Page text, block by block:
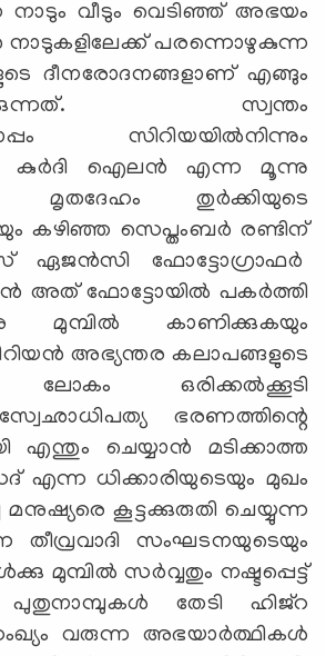
നാടും വീടും വെടിഞ്ഞ് അഭയം
നാടുകളിലേക്ക് പരന്നൊഴുകുന്ന
ദീനരോദനങ്ങളാണ് എങ്ങും
സ്വന്തം
സിറിയയില്‍നിന്നും
കുര്‍ദി ഐലന്‍ എന്ന മൂന്നു
മൃതദേഹം തുര്‍ക്കിയുടെ
കഴിഞ്ഞ സെപ്തംബര്‍ രണ്ടിന്
ഫോട്ടോഗ്രാഫര്‍
അത് ഫോട്ടോയില്‍ പകര്‍ത്തി
മുമ്പില്‍ കാണിക്കുകയും
അഭ്യന്തര കലാപങ്ങളുടെ
ഒരിക്കല്‍ക്കൂടി
സ്വേഛാധിപത്യ ഭരണത്തിന്റെ
എന്തും ചെയ്യാന്‍ മടിക്കാത്ത
ധിക്കാരിയുടെയും മുഖം
കൂട്ടക്കുരുതി ചെയ്യുന്ന
സംഘടനയുടെയും
മുമ്പില്‍ സര്‍വ്വതും നഷ്ടപ്പെട്ട്
പുതുനാമ്പുകള്‍ തേടി ഹിജ്‌റ
വരുന്ന അഭയാര്‍ത്ഥികള്‍